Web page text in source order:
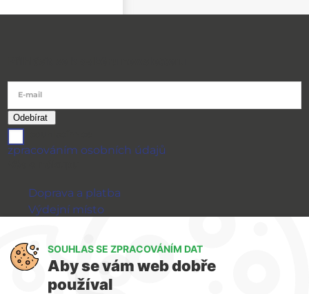
E-mail
zpracováním osobních údajů
Doprava a platba
Výdejní místo
GDPR
WIRPO s.r.o.
SOUHLAS SE ZPRACOVÁNÍM DAT
Aby se vám web dobře
používal